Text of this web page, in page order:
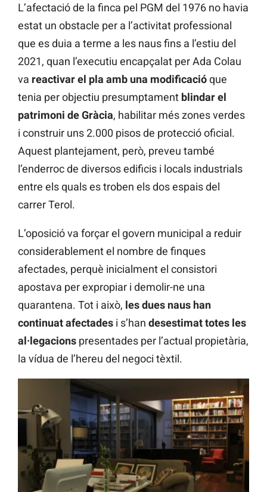
L’afectació de la finca pel PGM del 1976 no havia
estat un obstacle per a l’activitat professional
que es duia a terme a les naus fins a l’estiu del
2021, quan l’executiu encapçalat per Ada Colau
va reactivar el pla amb una modificacióque
tenia per objectiu presumptament blindar el
patrimoni de Gràcia, habilitar més zones verdes
i construir uns 2.000 pisos de protecció oficial.
Aquest plantejament, però, preveu també
l’enderroc de diversos edificis i locals industrials
entre els quals es troben els dos espais del
carrer Terol.
L’oposició va forçar el govern municipal a reduir
considerablement el nombre de finques
afectades, perquè inicialment el consistori
apostava per expropiar i demolir-ne una
quarantena. Tot i això, les dues naus han
continuat afectades i s’han desestimat totes les
al·legacions presentades per l’actual propietària,
la vídua de l’hereu del negoci tèxtil.